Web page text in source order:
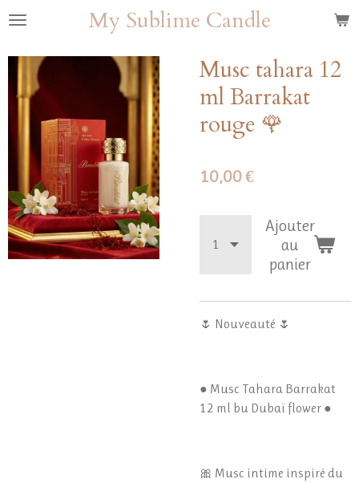
Passer
contenu
principal
My Sublime Candle
Musc tahara 12
ml Barrakat
rouge 🌹
10,00 €
Ajouter
au
panier
🌷 Nouveauté 🌷
● Musc Tahara Barrakat
12 ml bu Dubaï flower ●
🎀 Musc intime inspiré du